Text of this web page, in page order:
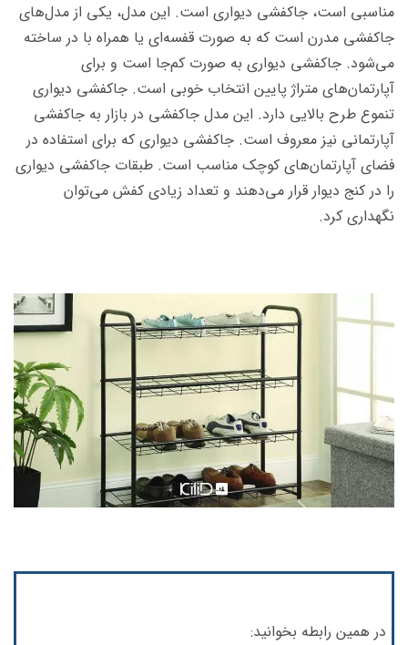
مناسبی است، جاکفشی دیواری است. این مدل، یکی از مدل‌های
جاکفشی مدرن است که به صورت قفسه‌ای یا همراه با در ساخته
می‌شود. جاکفشی دیواری به صورت کم‌جا است و برای
آپارتمان‌های متراژ پایین انتخاب خوبی است. جاکفشی دیواری
تنموع طرح بالایی دارد. این مدل جاکفشی در بازار به جاکفشی
آپارتمانی نیز معروف است. جاکفشی دیواری که برای استفاده در
فضای آپارتمان‌های کوچک مناسب است. طبقات جاکفشی دیواری
را در کنج دیوار قرار می‌دهند و تعداد زیادی کفش ‌می‌توان
نگهداری کرد.
در همین رابطه بخوانید: